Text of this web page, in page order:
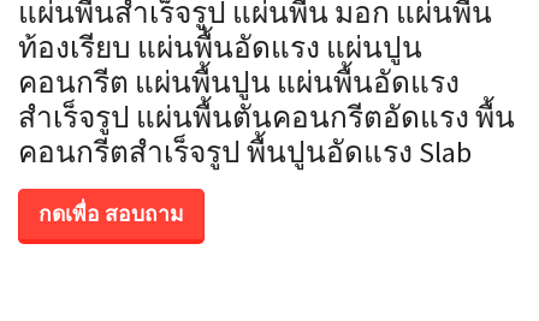
แผ่นพื้นสำเร็จรูป แผ่นพื้น มอก แผ่นพื้น
ท้องเรียบ แผ่นพื้นอัดแรง แผ่นปูน
คอนกรีต แผ่นพื้นปูน แผ่นพื้นอัดแรง
สำเร็จรูป แผ่นพื้นตันคอนกรีตอัดแรง พื้น
คอนกรีตสำเร็จรูป พื้นปูนอัดแรง Slab
กดเพื่อ สอบถาม